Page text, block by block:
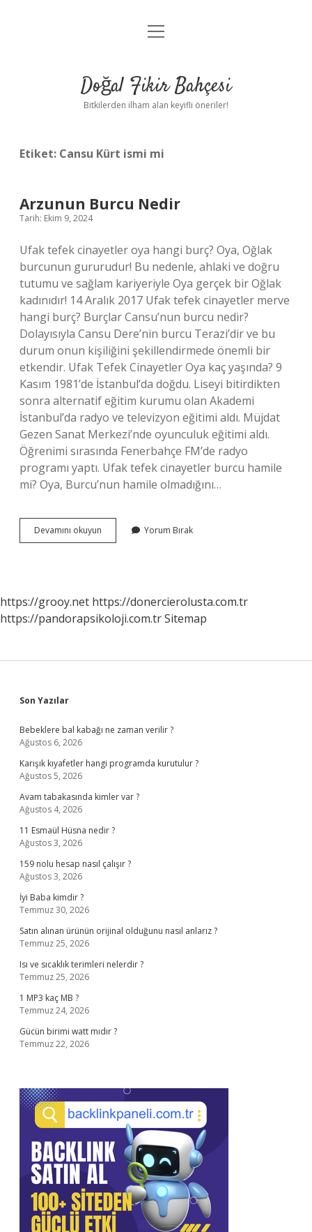
Anasayfa
Yasal Uyarı
menüyü
Doğal Fikir Bahçesi
Bitkilerden ilham alan keyifli öneriler!
Etiket: Cansu Kürt ismi mi
Arzunun Burcu Nedir
Tarih: Ekim 9, 2024
Ufak tefek cinayetler oya hangi burç? Oya, Oğlak
burcunun gururudur! Bu nedenle, ahlaki ve doğru
tutumu ve sağlam kariyeriyle Oya gerçek bir Oğlak
kadınıdır! 14 Aralık 2017 Ufak tefek cinayetler merve
hangi burç? Burçlar Cansu’nun burcu nedir?
Dolayısıyla Cansu Dere’nin burcu Terazi’dir ve bu
durum onun kişiliğini şekillendirmede önemli bir
etkendir. Ufak Tefek Cinayetler Oya kaç yaşında? 9
Kasım 1981’de İstanbul’da doğdu. Liseyi bitirdikten
sonra alternatif eğitim kurumu olan Akademi
İstanbul’da radyo ve televizyon eğitimi aldı. Müjdat
Gezen Sanat Merkezi’nde oyunculuk eğitimi aldı.
Öğrenimi sırasında Fenerbahçe FM’de radyo
programı yaptı. Ufak tefek cinayetler burcu hamile
mi? Oya, Burcu’nun hamile olmadığını…
Devamını okuyun Arzunun
Burcu
Yorum Bırak
https://grooy.net https://donercierolusta.com.tr
https://pandorapsikoloji.com.trSitemap
Sidebar
Son Yazılar
Bebeklere bal kabağı ne zaman verilir ?
Ağustos 6, 2026
Karışık kıyafetler hangi programda kurutulur ?
Ağustos 5, 2026
Avam tabakasında kimler var ?
Ağustos 4, 2026
11 Esmaül Hüsna nedir ?
Ağustos 3, 2026
159 nolu hesap nasıl çalışır ?
Ağustos 3, 2026
İyi Baba kimdir ?
Temmuz 30, 2026
Satın alınan ürünün orijinal olduğunu nasıl anlarız ?
Temmuz 25, 2026
Isı ve sıcaklık terimleri nelerdir ?
Temmuz 25, 2026
1 MP3 kaç MB ?
Temmuz 24, 2026
Gücün birimi watt mıdır ?
Temmuz 22, 2026